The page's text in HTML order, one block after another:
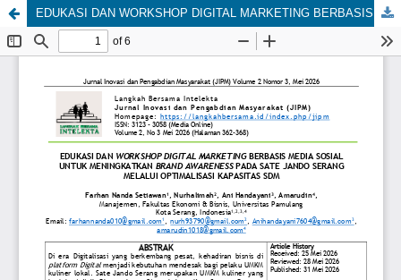
EDUKASI DAN WORKSHOP DIGITAL MARKETING BERBASIS MEDIA SOSIAL UNTUK MENINGKATKAN BRAND AWARENESS PADA SATE JANDO SERANG MELALUI OPTIMALISASI KAPASITAS SDM